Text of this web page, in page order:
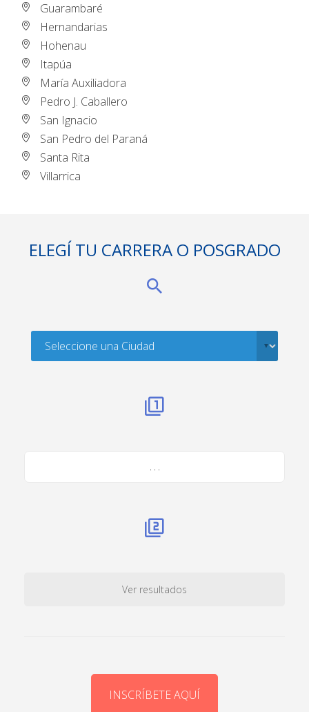
Guarambaré
Hernandarias
Hohenau
Itapúa
María Auxiliadora
Pedro J. Caballero
San Ignacio
San Pedro del Paraná
Santa Rita
Villarrica
ELEGÍ TU CARRERA O POSGRADO
. . .
Ver resultados
INSCRÍBETE AQUÍ